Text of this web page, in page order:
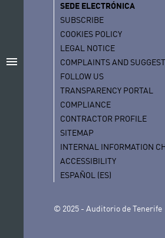
menu
SEDE ELECTRÓNICA
SUBSCRIBE
COOKIES POLICY
LEGAL NOTICE
COMPLAINTS AND
FOLLOW US
TRANSPARENCY PORTAL
COMPLIANCE
CONTRACTOR PROFILE
SITEMAP
INTERNAL INFORMATION
ACCESSIBILITY
ESPAÑOL (ES)
© 2025 - Auditorio de Tenerife